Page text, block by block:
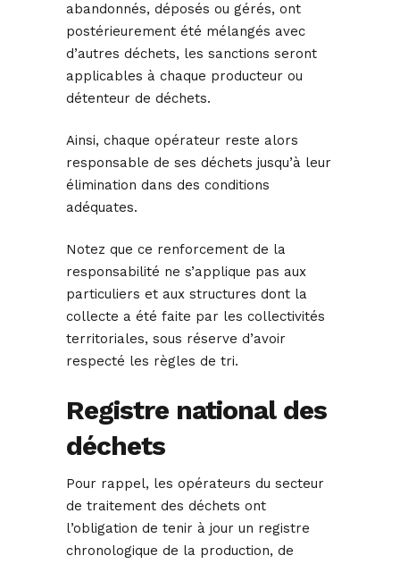
abandonnés, déposés ou gérés, ont
postérieurement été mélangés avec
d’autres déchets, les sanctions seront
applicables à chaque producteur ou
détenteur de déchets.
Ainsi, chaque opérateur reste alors
responsable de ses déchets jusqu’à leur
élimination dans des conditions
adéquates.
Notez que ce renforcement de la
responsabilité ne s’applique pas aux
particuliers et aux structures dont la
collecte a été faite par les collectivités
territoriales, sous réserve d’avoir
respecté les règles de tri.
Registre national des
déchets
Pour rappel, les opérateurs du secteur
de traitement des déchets ont
l’obligation de tenir à jour un registre
chronologique de la production, de